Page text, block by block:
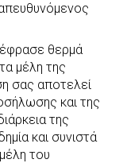
θερμά
μέλη της
σας αποτελεί
και της
της
και συνιστά
του